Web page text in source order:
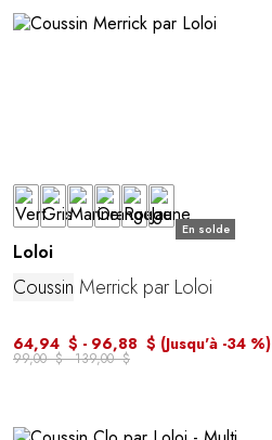
En solde
Loloi
Coussin Merrick par Loloi
64,94 $ - 96,88 $ (Jusqu'à -34 %)
99,00 $ - 139,00 $